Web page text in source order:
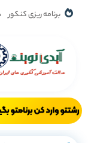
برنامه ریزی کنکور